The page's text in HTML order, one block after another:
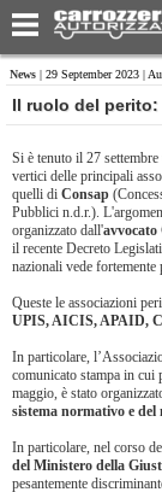
News | 29 September 2023 |
​Il ruolo del
Si è tenuto il 27
vertici delle principali
quelli di Consap
Pubblici n.d.r.).
organizzato dall'
il recente Decreto
nazionali vede
Queste le associazioni
UPIS, AICIS, APAID,
In particolare,
comunicato stampa in cui
maggio, è stato
sistema normativo e del
In particolare, nel corso
del Ministero della
pesantemente